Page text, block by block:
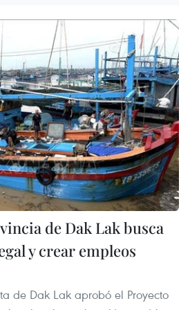
de Dak Lak busca
y crear empleos
de Dak Lak aprobó el Proyecto